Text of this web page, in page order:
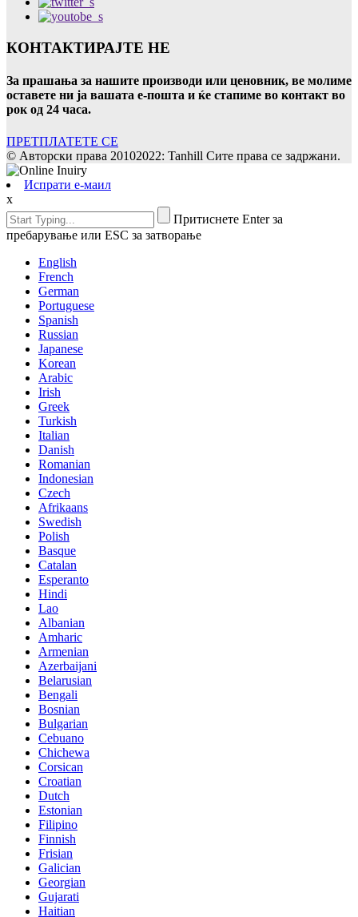
КОНТАКТИРАЈТЕ НЕ
За прашања за нашите производи или ценовник, ве молиме
оставете ни ја вашата е-пошта и ќе стапиме во контакт во
рок од 24 часа.
ПРЕТПЛАТЕТЕ СЕ
© Авторски права 20102022: Tanhill Сите права се задржани.
Испрати е-маил
x
Притиснете Enter за
пребарување или ESC за затворање
English
French
German
Portuguese
Spanish
Russian
Japanese
Korean
Arabic
Irish
Greek
Turkish
Italian
Danish
Romanian
Indonesian
Czech
Afrikaans
Swedish
Polish
Basque
Catalan
Esperanto
Hindi
Lao
Albanian
Amharic
Armenian
Azerbaijani
Belarusian
Bengali
Bosnian
Bulgarian
Cebuano
Chichewa
Corsican
Croatian
Dutch
Estonian
Filipino
Finnish
Frisian
Galician
Georgian
Gujarati
Haitian